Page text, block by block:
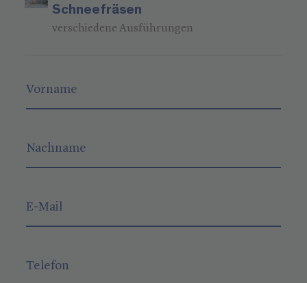
Schneefräsen
verschiedene Ausführungen